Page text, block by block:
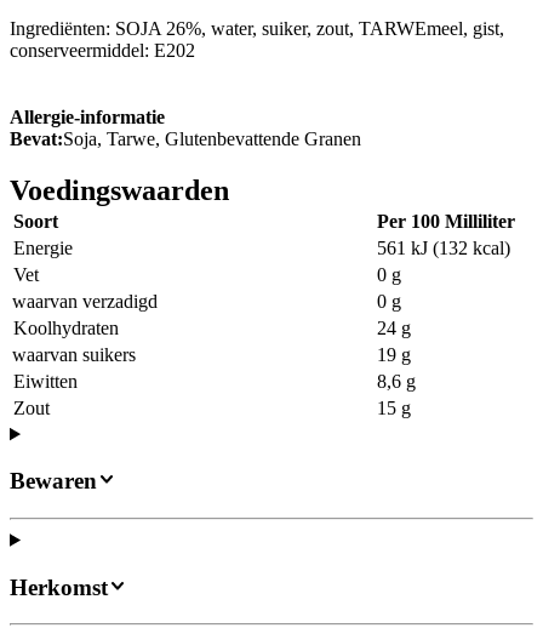
Ingrediënten: SOJA 26%, water, suiker, zout, TARWEmeel, gist,
conserveermiddel: E202
Allergie-informatie
Bevat:Soja, Tarwe, Glutenbevattende Granen
Voedingswaarden
Soort
Per 100 Milliliter
Energie
561 kJ (132 kcal)
Vet
0 g
waarvan verzadigd
0 g
Koolhydraten
24 g
waarvan suikers
19 g
Eiwitten
8,6 g
Zout
15 g
Bewaren
Herkomst